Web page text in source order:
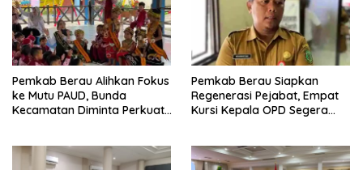
Pemkab Berau Alihkan Fokus
ke Mutu PAUD, Bunda
Kecamatan Diminta Perkuat
Pemkab Berau Siapkan
Regenerasi Pejabat, Empat
Kursi Kepala OPD Segera